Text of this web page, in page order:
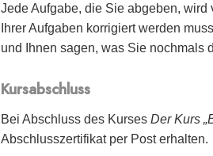
Jede Aufgabe, die Sie abgeben,
Ihrer Aufgaben korrigiert werden
und Ihnen sagen, was Sie nochmals
Kursabschluss
Bei Abschluss des KursesDer Kurs
Abschlusszertifikat per Post erhalten.